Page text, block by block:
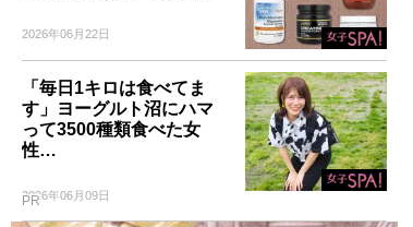
2026年06月22日
「毎日1キロは食べてま
す」ヨーグルト沼にハマ
って3500種類食べた女
性…
2026年06月09日
PR